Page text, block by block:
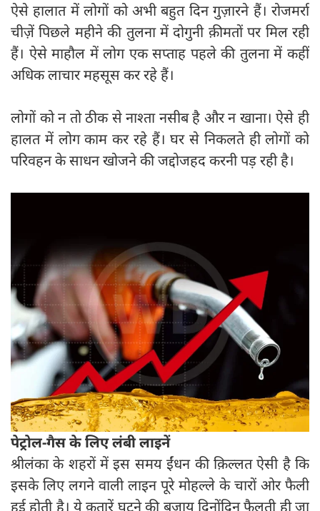
ऐसे हालात में लोगों को अभी बहुत दिन गुज़ारने हैं। रोजमर्रा
चीज़ें पिछले महीने की तुलना में दोगुनी क़ीमतों पर मिल रही
हैं। ऐसे माहौल में लोग एक सप्ताह पहले की तुलना में कहीं
अधिक लाचार महसूस कर रहे हैं।
लोगों को न तो ठीक से नाश्ता नसीब है और न खाना। ऐसे ही
हालत में लोग काम कर रहे हैं। घर से निकलते ही लोगों को
परिवहन के साधन खोजने की जद्दोजहद करनी पड़ रही है।
पेट्रोल-गैस के लिए लंबी लाइनें
श्रीलंका के शहरों में इस समय ईंधन की क़िल्लत ऐसी है कि
इसके लिए लगने वाली लाइन पूरे मोहल्ले के चारों ओर फैली
हुई होती है। ये क़तारें घटने की बजाय दिनोंदिन फैलती ही जा